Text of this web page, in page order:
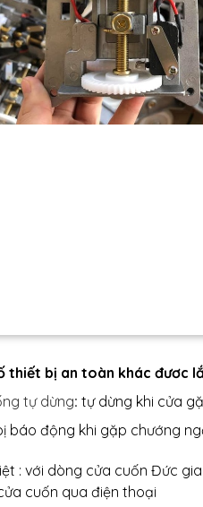
thiết bị an toàn khác đươc
tự dừng: tự dừng khi cửa
báo động khi gặp chướng
: với dòng cửa cuốn Đức
cuốn qua điện thoại